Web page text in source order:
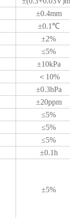
±0.4mm
±0.1℃
±2%
≤5%
±10kPa
＜10%
±0.3hPa
±20ppm
≤5%
≤5%
≤5%
±0.1h
±5%